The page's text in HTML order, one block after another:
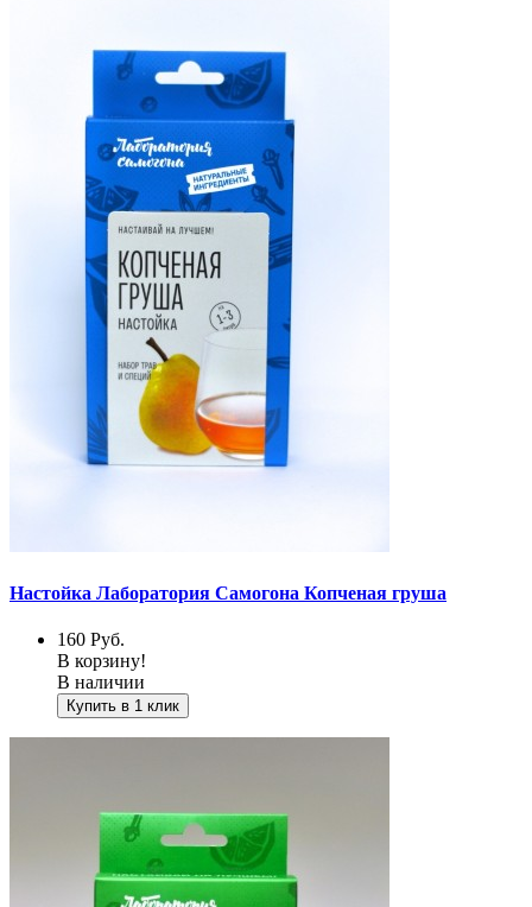
Настойка Лаборатория Самогона Копченая груша
160 Руб.
В корзину!
В наличии
Купить в 1 клик